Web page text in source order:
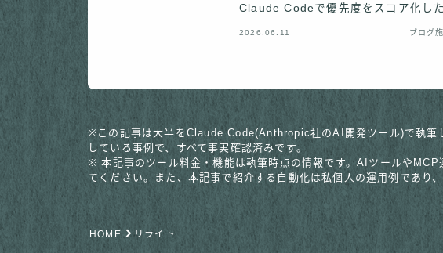
Claude Codeで優先度をスコア化し
2026.06.11 ブログ
※この記事は大半をClaude Code(Anthropic社のAI開発ツール)で執筆
している事例で、すべて事実確認済みです。
※ 本記事のツール料金・機能は執筆時点の情報です。AIツールや
てください。また、本記事で紹介する自動化は私個人の運用例であり
HOME リライト